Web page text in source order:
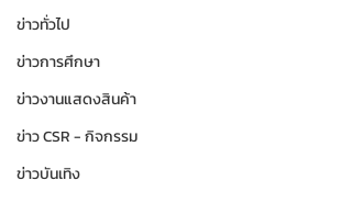
ข่าวทั่วไป
ข่าวการศึกษา
ข่าวงานแสดงสินค้า
ข่าว CSR - กิจกรรม
ข่าวบันเทิง